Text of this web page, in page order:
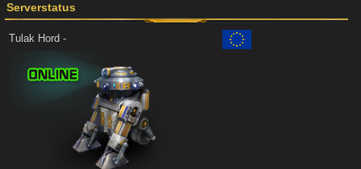
Serverstatus
Tulak Hord -